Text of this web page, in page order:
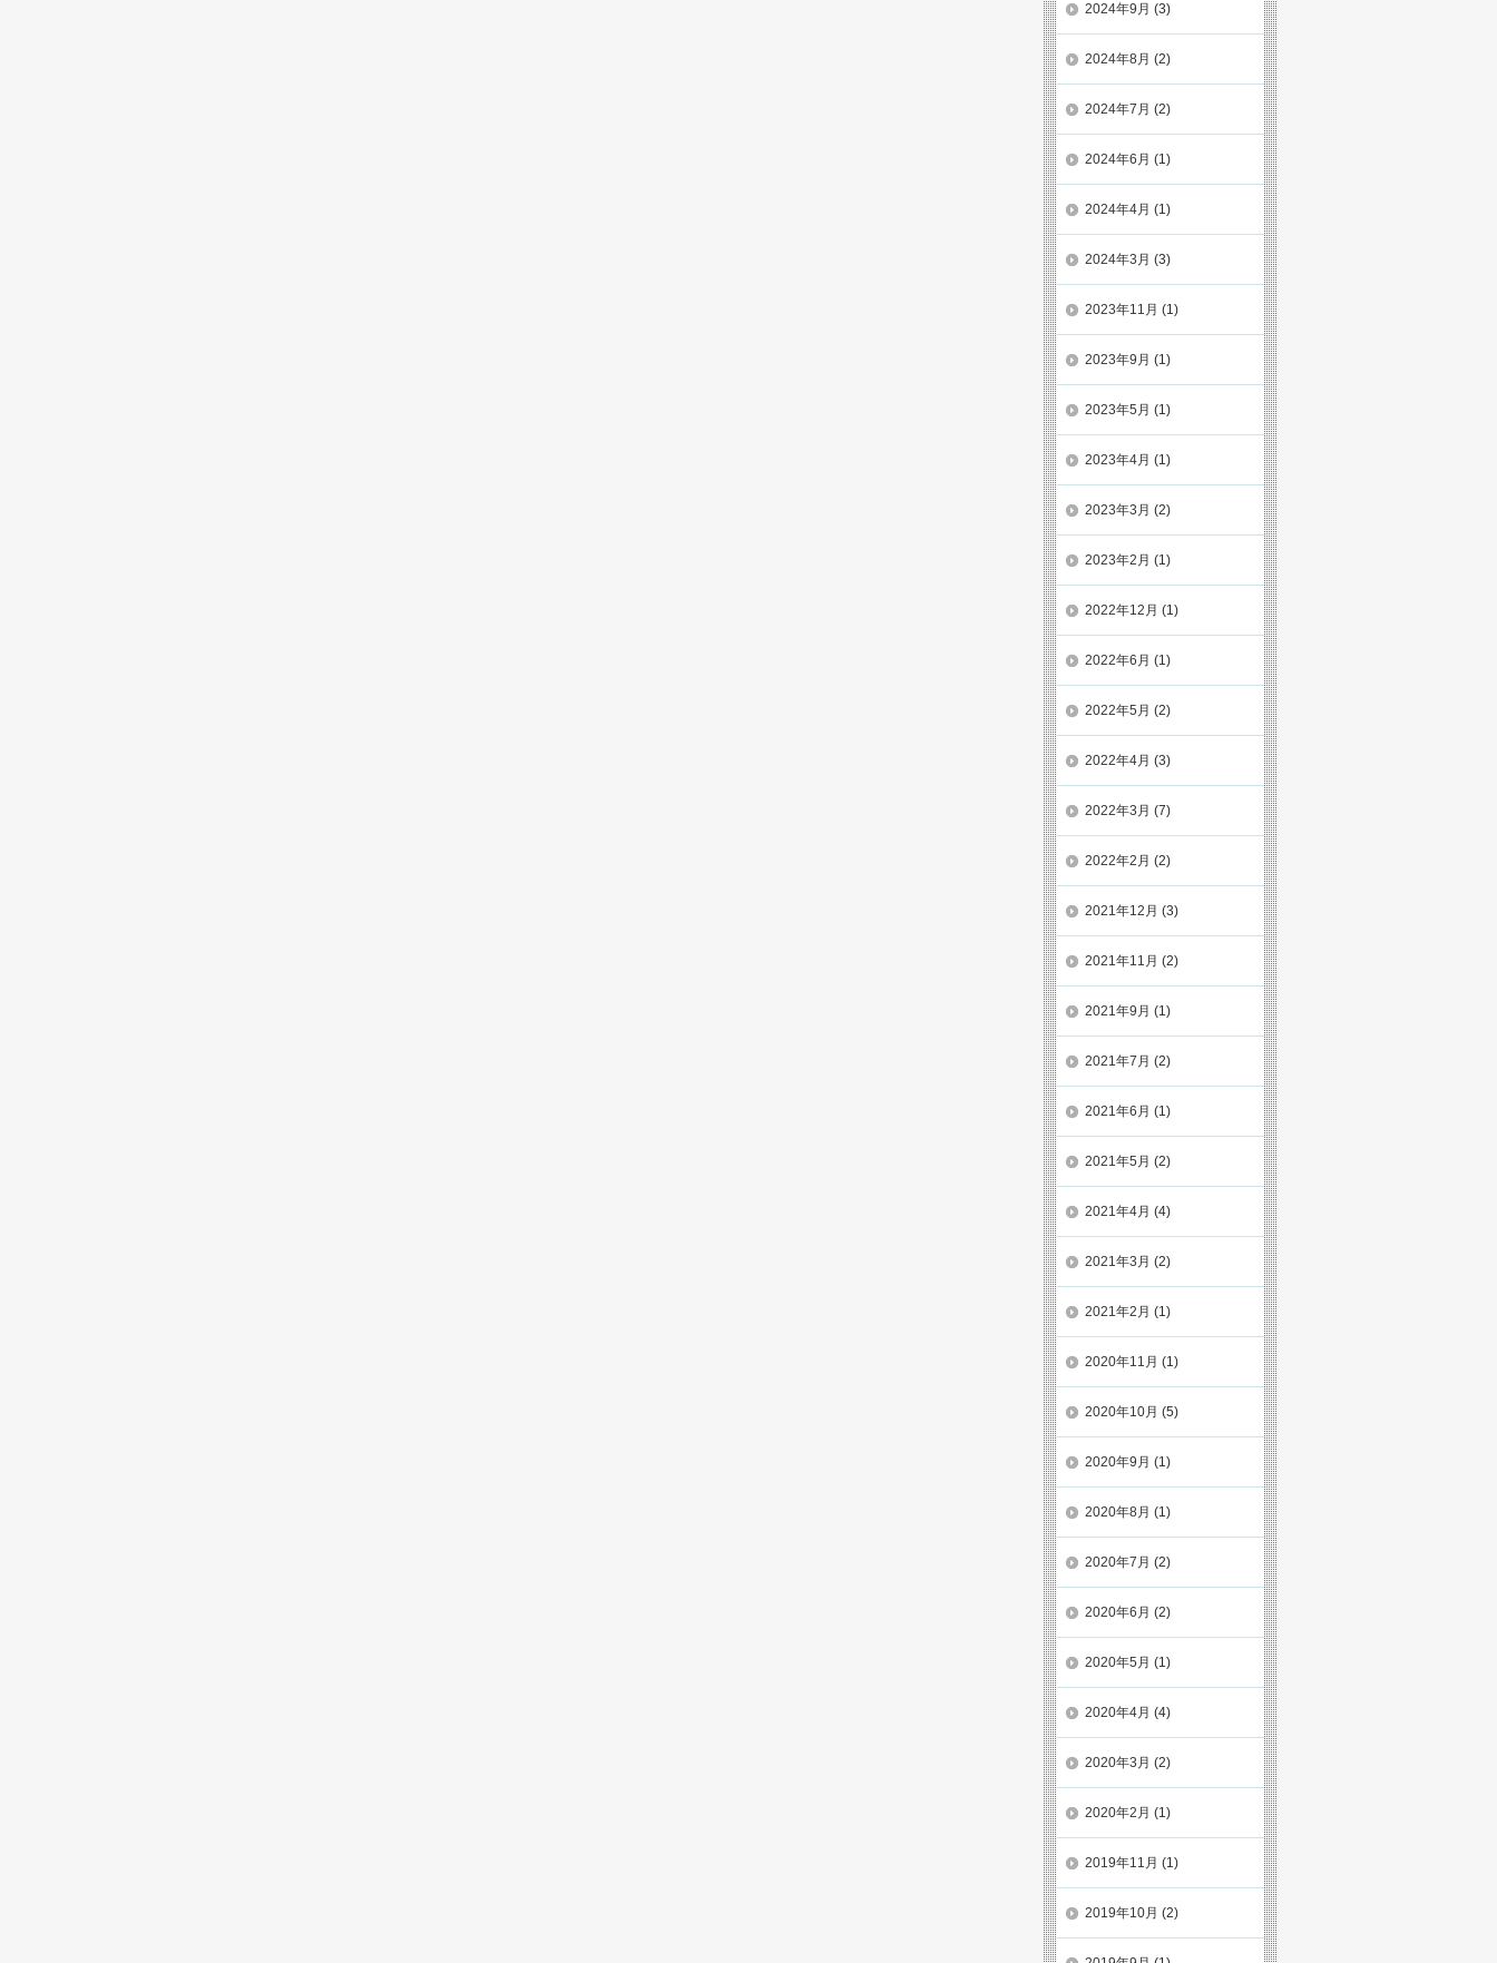
2024年9月 (3)
2024年8月 (2)
2024年7月 (2)
2024年6月 (1)
2024年4月 (1)
2024年3月 (3)
2023年11月 (1)
2023年9月 (1)
2023年5月 (1)
2023年4月 (1)
2023年3月 (2)
2023年2月 (1)
2022年12月 (1)
2022年6月 (1)
2022年5月 (2)
2022年4月 (3)
2022年3月 (7)
2022年2月 (2)
2021年12月 (3)
2021年11月 (2)
2021年9月 (1)
2021年7月 (2)
2021年6月 (1)
2021年5月 (2)
2021年4月 (4)
2021年3月 (2)
2021年2月 (1)
2020年11月 (1)
2020年10月 (5)
2020年9月 (1)
2020年8月 (1)
2020年7月 (2)
2020年6月 (2)
2020年5月 (1)
2020年4月 (4)
2020年3月 (2)
2020年2月 (1)
2019年11月 (1)
2019年10月 (2)